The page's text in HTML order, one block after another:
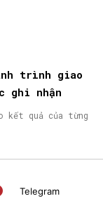
trình giao
ghi nhận
kết quả của từng
Telegram